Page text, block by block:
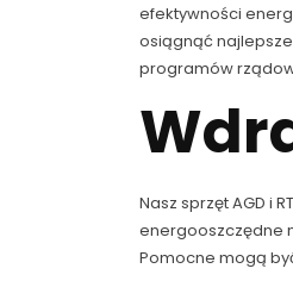
efektywności
osiągnąć
programów
Nasz sprzęt AGD i
energooszczędne
Pomocne mogą